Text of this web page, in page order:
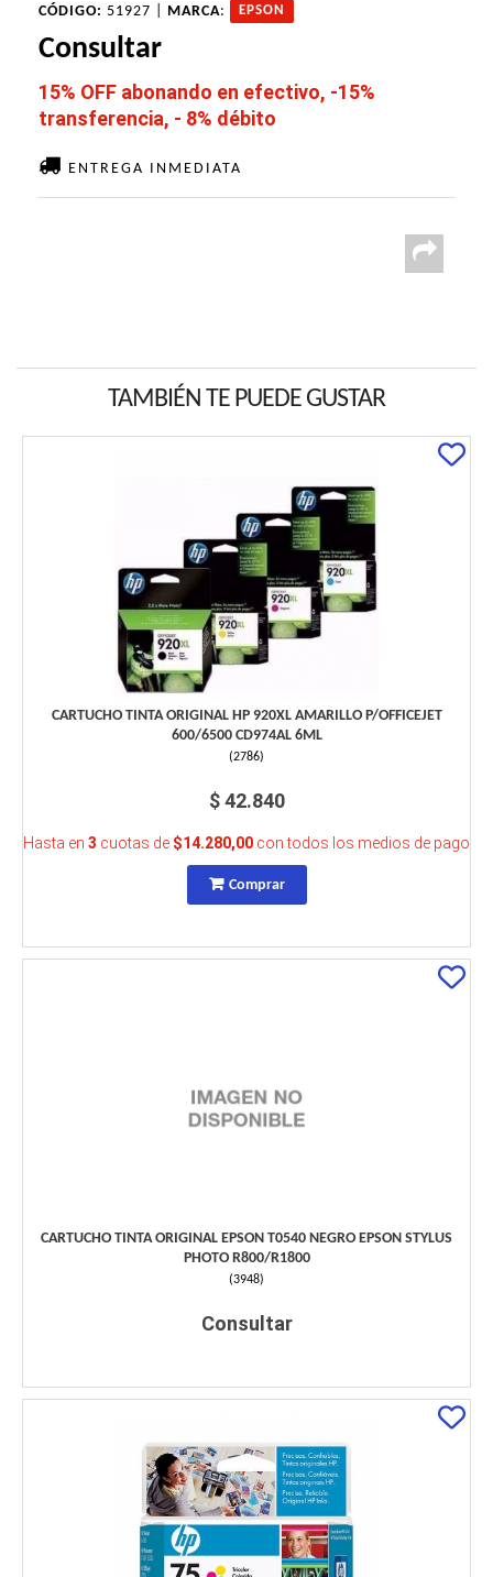
CÓDIGO: 51927 | MARCA: EPSON
Consultar
15% OFF abonando en efectivo, -15%
transferencia, - 8% débito
ENTREGA INMEDIATA
TAMBIÉN TE PUEDE GUSTAR
CARTUCHO TINTA ORIGINAL HP 920XL AMARILLO P/OFFICEJET
600/6500 CD974AL 6ML
(2786)
$ 42.840
Hasta en 3 cuotas de $14.280,00 con todos los medios de pago
Comprar
CARTUCHO TINTA ORIGINAL EPSON T0540 NEGRO EPSON STYLUS
PHOTO R800/R1800
(3948)
Consultar